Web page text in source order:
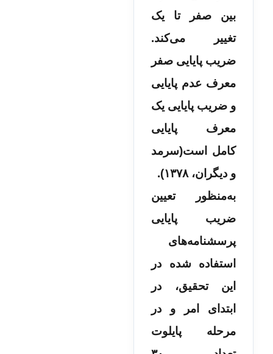
بین صفر تا یک
تغییر می‌کند.
ضریب پایایی صفر
معرف عدم پایایی
و ضریب پایایی یک
معرف پایایی
کامل است(سرمد
و دیگران، ۱۳۷۸).
به‌منظور تعیین
ضریب پایایی
پرسشنامه­‌های
استفاده ‌شده در
این تحقیق، در
ابتدای امر و در
مرحله پایلوت